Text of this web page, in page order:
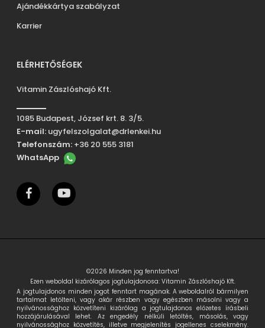
Ajándékkártya szabályzat
Karrier
ELÉRHETŐSÉGEK
Vitamin Zászlóshajó Kft.
1085 Budapest, József krt. 8. 3/5.
E-mail: ugyfelszolgalat@drlenkei.hu
Telefonszám: +36 20 555 3181
WhatsApp
facebookyoutube
©2026 Minden jog fenntartva!
Ezen weboldal kizárólagos jogtulajdonosa: Vitamin Zászlóshajó Kft.
A jogtulajdonos minden jogot fenntart magának. A weboldalról bármilyen
tartalmat letölteni, vagy akár részben vagy egészben másolni vagy a
nyilvánossághoz közvetíteni kizárólag a jogtulajdonos előzetes írásbeli
hozzájárulásával lehet. Az engedély nélküli letöltés, másolás, vagy
nyilvánossághoz közvetítés, illetve megjelenítés jogellenes cselekmény.